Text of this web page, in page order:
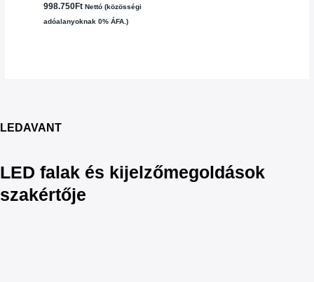
998.750Ft Nettó (közösségi
adóalanyoknak 0% ÁFA.)
LEDAVANT
LED falak és kijelzőmegoldások
szakértője